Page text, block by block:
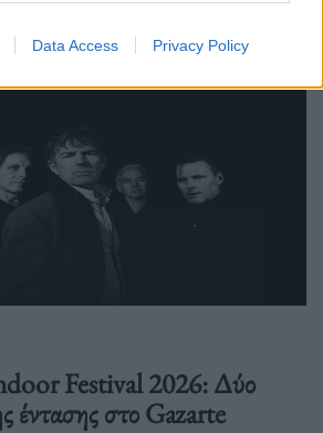
Data Access Privacy Policy
Festival 2026: Δύο
έντασης στο Gazarte